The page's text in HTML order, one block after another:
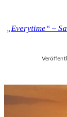
„Everytime“ –